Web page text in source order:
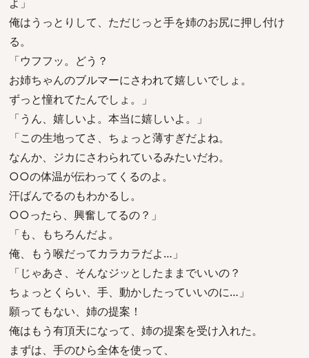
俺はうっとりして、ただじっと手を姉のお尻に押し付け
る。
「ウフフッ。どう？
お姉ちゃんのブルマーにさわれて嬉しいでしょ。
ずっと憧れてたんでしょ。」
「うん、嬉しいよ。本当に嬉しいよ。」
「この生地ってさ、ちょっと薄すぎだよね。
なんか、ジカにさわられているみたいだわ。
○○の体温が伝わってくるのよ。
汗ばんでるのもわかるし。
○○ったら、興奮してるの？」
「も、もちろんだよ。
俺、もう喉だってカラカラだよ…」
「じゃあさ、そんなジッとしたままでいいの？
ちょっとくらい、手、動かしたっていいのに…」
願ってもない、姉の提案！
俺はもう有頂天になって、姉の提案を受け入れた。
まずは、手のひら全体を使って、